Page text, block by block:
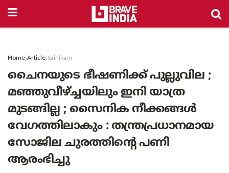
Home Article Sainikam
ചൈനയുടെ ഭീഷണിക്ക് പുല്ലുവില ;
മഞ്ഞുവീഴ്ച്ചയിലും ഇനി യാത്ര
മുടങ്ങില്ല ; സൈനിക നീക്കങ്ങൾ
വേഗത്തിലാകും : തന്ത്രപ്രധാനമായ
സോജില ചുരത്തിന്റെ പണി
ആരംഭിച്ചു